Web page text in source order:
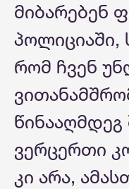
მიბარებენ
პოლიციაში,
რომ ჩვენ
წინააღმდეგ
ვერცერთი
კი არა,